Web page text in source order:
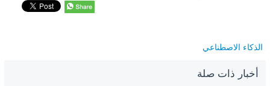
الذكاء الاصطناعي
أخبار ذات صلة